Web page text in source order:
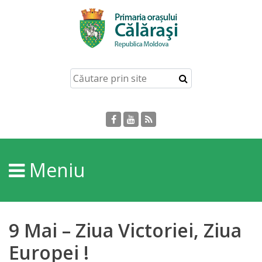
Despre
Orașului
Personalități
Regulamente
Meniu
9 Mai – Ziua Victoriei, Ziua
Europei !